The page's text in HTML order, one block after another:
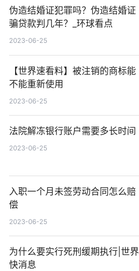
伪造结婚证犯罪吗？伪造结婚证
骗贷款判几年？_环球看点
2023-06-25
【世界速看料】被注销的商标能
不能重新使用
2023-06-25
法院解冻银行账户需要多长时间
2023-06-25
入职一个月未签劳动合同怎么赔
偿
2023-06-25
为什么要实行死刑缓期执行|世界
快消息